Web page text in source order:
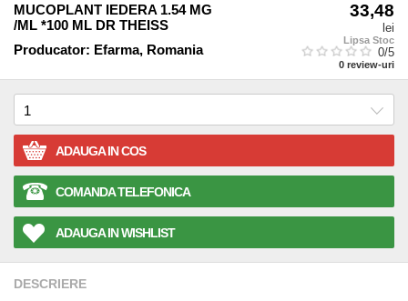
MUCOPLANT IEDERA 1.54 MG
/ML *100 ML DR THEISS
Producator: Efarma, Romania
33,48
lei
Lipsa Stoc
0/5
0 review-uri
ADAUGA IN COS
COMANDA TELEFONICA
ADAUGA IN WISHLIST
DESCRIERE